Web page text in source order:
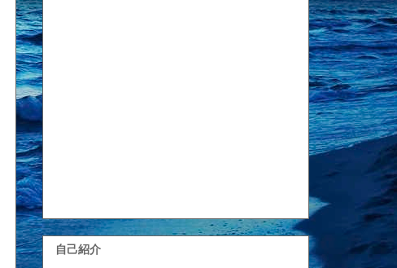
自己紹介